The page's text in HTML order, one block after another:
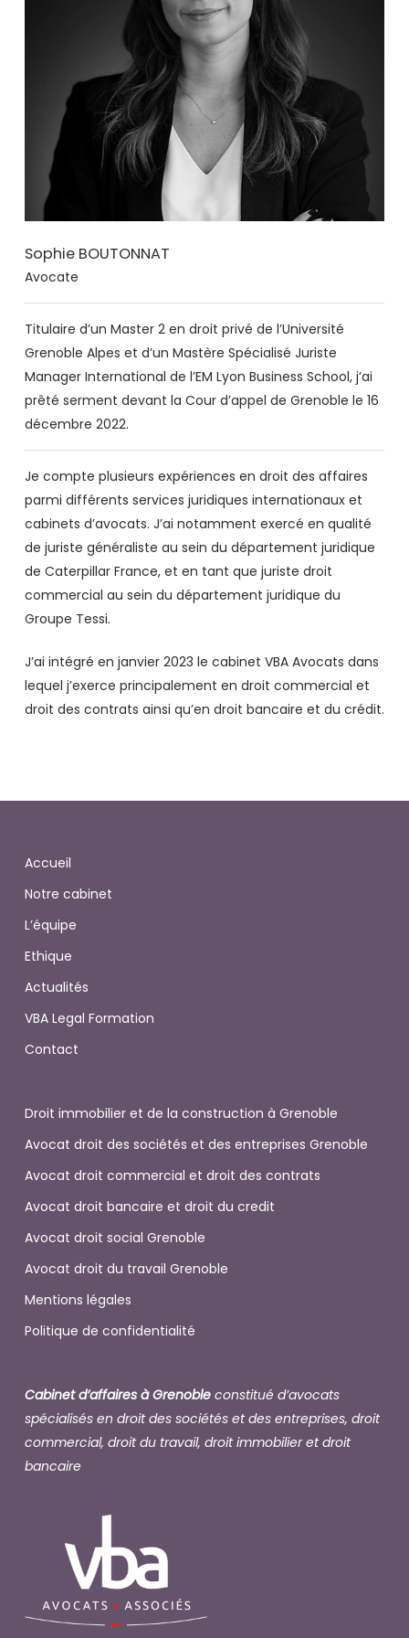
Sophie BOUTONNAT
Avocate
Titulaire d’un Master 2 en droit privé de l’Université
Grenoble Alpes et d’un Mastère Spécialisé Juriste
Manager International de l’EM Lyon Business School, j’ai
prêté serment devant la Cour d’appel de Grenoble le 16
décembre 2022.
Je compte plusieurs expériences en droit des affaires
parmi différents services juridiques internationaux et
cabinets d’avocats. J’ai notamment exercé en qualité
de juriste généraliste au sein du département juridique
de Caterpillar France, et en tant que juriste droit
commercial au sein du département juridique du
Groupe Tessi.
J’ai intégré en janvier 2023 le cabinet VBA Avocats dans
lequel j’exerce principalement en droit commercial et
droit des contrats ainsi qu’en droit bancaire et du crédit.
Accueil
Notre cabinet
L’équipe
Ethique
Actualités
VBA Legal Formation
Contact
Droit immobilier et de la construction à Grenoble
Avocat droit des sociétés et des entreprises Grenoble
Avocat droit commercial et droit des contrats
Avocat droit bancaire et droit du credit
Avocat droit social Grenoble
Avocat droit du travail Grenoble
Mentions légales
Politique de confidentialité
Cabinet d’affaires à Grenobleconstitué d’avocats
spécialisés en droit des sociétés et des entreprises, droit
commercial, droit du travail, droit immobilier et droit
bancaire